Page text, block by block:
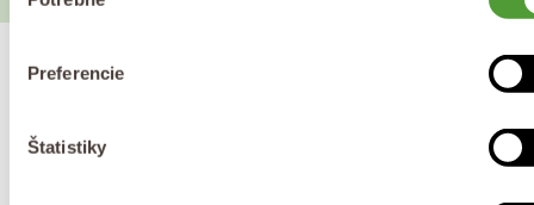
Preferencie
Štatistiky
Proč zvolit Purity Vision?